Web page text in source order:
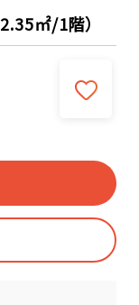
㎡/1階）